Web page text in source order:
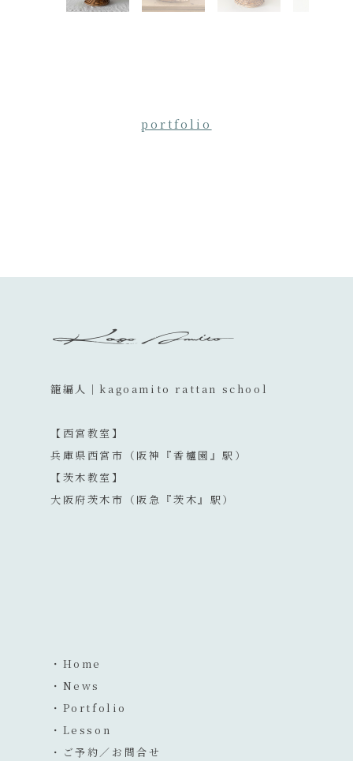
portfolio
籠編人│kagoamito rattan school
【西宮教室】
兵庫県西宮市（阪神『香櫨園』駅）
【茨木教室】
大阪府茨木市（阪急『茨木』駅）
・Home
・News
・Portfolio
・Lesson
・ご予約／お問合せ